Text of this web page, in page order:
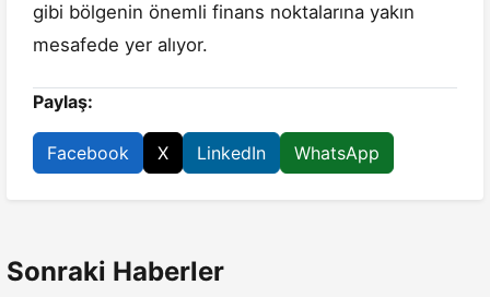
gibi bölgenin önemli finans noktalarına yakın
mesafede yer alıyor.
Paylaş:
Facebook X LinkedIn WhatsApp
Sonraki Haberler